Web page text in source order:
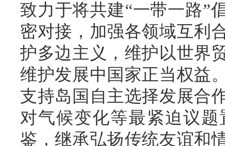
致力于将共建“一带一路”
密对接，加强各领域互利
护多边主义，维护以世界
维护发展中国家正当权益
支持岛国自主选择发展合
对气候变化等最紧迫议
鉴，继承弘扬传统友谊和